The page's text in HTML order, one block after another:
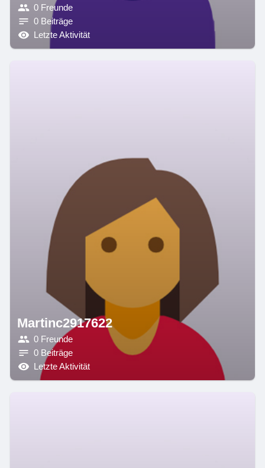
0 Freunde
0 Beiträge
Letzte Aktivität
Martinc2917622
0 Freunde
0 Beiträge
Letzte Aktivität